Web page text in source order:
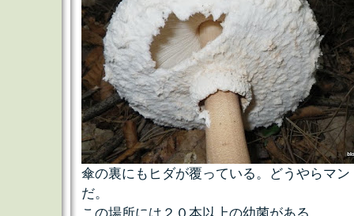
傘の裏にもヒダが覆っている。どうやらマ
だ。